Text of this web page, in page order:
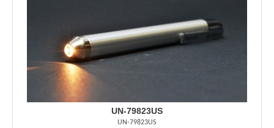
UN-79823US
UN-79823US